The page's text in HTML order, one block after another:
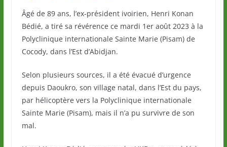
Âgé de 89 ans, l’ex-président ivoirien, Henri Konan
Bédié, a tiré sa révérence ce mardi 1er août 2023 à la
Polyclinique internationale Sainte Marie (Pisam) de
Cocody, dans l’Est d’Abidjan.
Selon plusieurs sources, il a été évacué d’urgence
depuis Daoukro, son village natal, dans l’Est du pays,
par hélicoptère vers la Polyclinique internationale
Sainte Marie (Pisam), mais il n’a pu survivre de son
mal.